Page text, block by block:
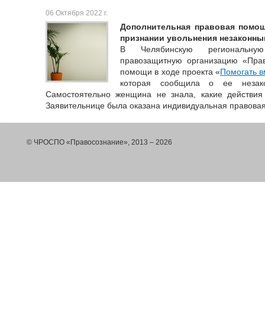
06 Октября 2022 г.
Дополнительная правовая
признании увольнения
В Челябинскую
правозащитную организацию
помощи в ходе проекта «Помогать
которая сообщила о ее
Самостоятельно женщина не знала, какие
Заявительнице была оказана индивидуальная
© ЧРОСПО «Правосознание», 2013 – 2026